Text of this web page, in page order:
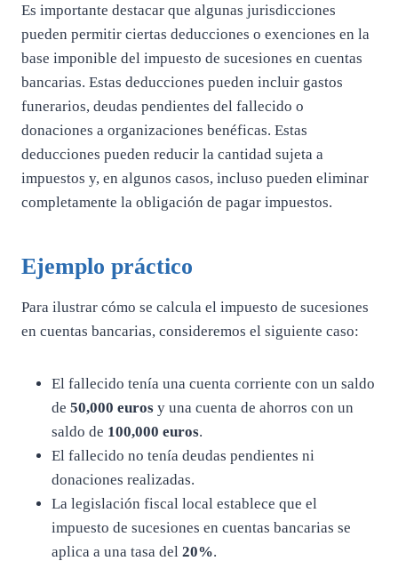
Es importante destacar que algunas jurisdicciones
pueden permitir ciertas deducciones o exenciones en la
base imponible del impuesto de sucesiones en cuentas
bancarias. Estas deducciones pueden incluir gastos
funerarios, deudas pendientes del fallecido o
donaciones a organizaciones benéficas. Estas
deducciones pueden reducir la cantidad sujeta a
impuestos y, en algunos casos, incluso pueden eliminar
completamente la obligación de pagar impuestos.
Ejemplo práctico
Para ilustrar cómo se calcula el impuesto de sucesiones
en cuentas bancarias, consideremos el siguiente caso:
El fallecido tenía una cuenta corriente con un saldo
de 50,000 euros y una cuenta de ahorros con un
saldo de 100,000 euros.
El fallecido no tenía deudas pendientes ni
donaciones realizadas.
La legislación fiscal local establece que el
impuesto de sucesiones en cuentas bancarias se
aplica a una tasa del 20%.